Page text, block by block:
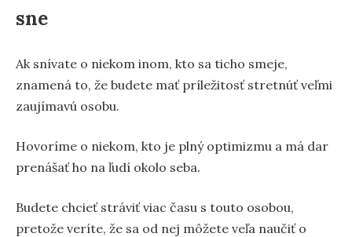
sne
Ak snívate o niekom inom, kto sa ticho smeje,
znamená to, že budete mať príležitosť stretnúť veľmi
zaujímavú osobu.
Hovoríme o niekom, kto je plný optimizmu a má dar
prenášať ho na ľudí okolo seba.
Budete chcieť stráviť viac času s touto osobou,
pretože veríte, že sa od nej môžete veľa naučiť o